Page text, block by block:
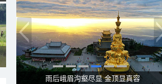
秋意浓 蓝天映衬下的哈尔滨伏尔加庄园